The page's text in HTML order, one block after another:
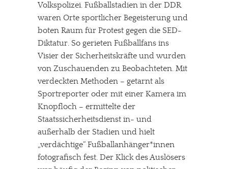
Volkspolizei. Fußballstadien in der DDR
waren Orte sportlicher Begeisterung und
boten Raum für Protest gegen die SED-
Diktatur. So gerieten Fußballfans ins
Visier der Sicherheitskräfte und wurden
von Zuschauenden zu Beobachteten. Mit
verdeckten Methoden – getarnt als
Sportreporter oder mit einer Kamera im
Knopfloch – ermittelte der
Staatssicherheitsdienst in- und
außerhalb der Stadien und hielt
„verdächtige“ Fußballanhänger*innen
fotografisch fest. Der Klick des Auslösers